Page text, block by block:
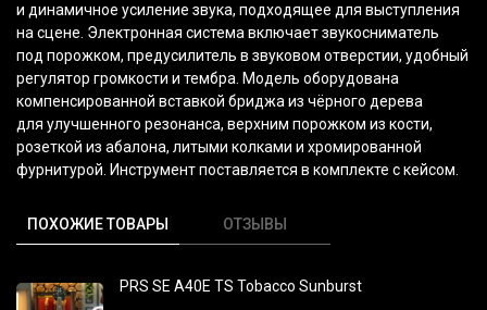
и динамичное усиление звука, подходящее для выступления
на сцене. Электронная система включает звукосниматель
под порожком, предусилитель в звуковом отверстии, удобный
регулятор громкости и тембра. Модель оборудована
компенсированной вставкой бриджа из чёрного дерева
для улучшенного резонанса, верхним порожком из кости,
розеткой из абалона, литыми колками и хромированной
фурнитурой. Инструмент поставляется в комплекте с кейсом.
ПОХОЖИЕ ТОВАРЫ ОТЗЫВЫ
PRS SE A40E TS Tobacco Sunburst